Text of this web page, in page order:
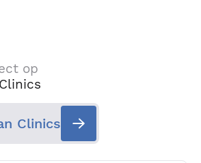
op
Clinics